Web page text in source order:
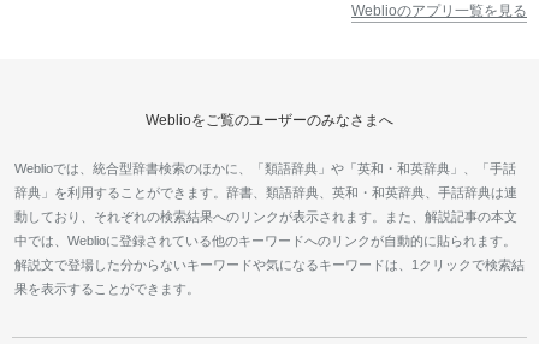
Weblioのアプリ一覧を見る
Weblioをご覧のユーザーのみなさまへ
Weblioでは、統合型辞書検索のほかに、「類語辞典」や「英和・和英辞典」、「手話
辞典」を利用することができます。辞書、類語辞典、英和・和英辞典、手話辞典は連
動しており、それぞれの検索結果へのリンクが表示されます。また、解説記事の本文
中では、Weblioに登録されている他のキーワードへのリンクが自動的に貼られます。
解説文で登場した分からないキーワードや気になるキーワードは、1クリックで検索結
果を表示することができます。